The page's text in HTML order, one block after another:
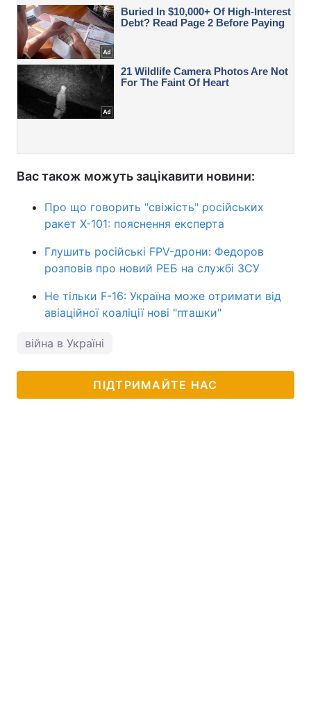
Вас також можуть зацікавити новини:
Про що говорить "свіжість" російських
ракет Х-101: пояснення експерта
Глушить російські FPV-дрони: Федоров
розповів про новий РЕБ на службі ЗСУ
Не тільки F-16: Україна може отримати від
авіаційної коаліції нові "пташки"
війна в Україні
ПІДТРИМАЙТЕ НАС